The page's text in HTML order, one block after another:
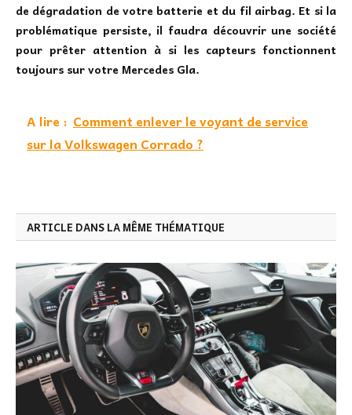
de dégradation de votre batterie et du fil airbag. Et si la
problématique persiste, il faudra découvrir une société
pour prêter attention à si les capteurs fonctionnent
toujours sur votre Mercedes Gla.
A lire : Comment enlever le voyant de service
sur la Volkswagen Corrado ?
ARTICLE DANS LA MÊME THÉMATIQUE